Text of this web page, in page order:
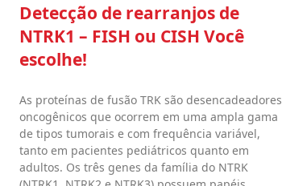
Detecção de rearranjos de
NTRK1 – FISH ou CISH Você
escolhe!
As proteínas de fusão TRK são desencadeadores
oncogênicos que ocorrem em uma ampla gama
de tipos tumorais e com frequência variável,
tanto em pacientes pediátricos quanto em
adultos. Os três genes da família do NTRK